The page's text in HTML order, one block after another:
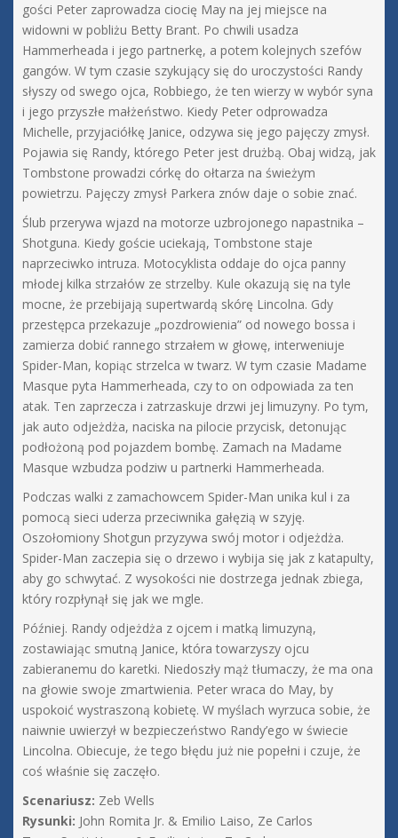
gości Peter zaprowadza ciocię May na jej miejsce na
widowni w pobliżu Betty Brant. Po chwili usadza
Hammerheada i jego partnerkę, a potem kolejnych szefów
gangów. W tym czasie szykujący się do uroczystości Randy
słyszy od swego ojca, Robbiego, że ten wierzy w wybór syna
i jego przyszłe małżeństwo. Kiedy Peter odprowadza
Michelle, przyjaciółkę Janice, odzywa się jego pajęczy zmysł.
Pojawia się Randy, którego Peter jest drużbą. Obaj widzą, jak
Tombstone prowadzi córkę do ołtarza na świeżym
powietrzu. Pajęczy zmysł Parkera znów daje o sobie znać.
Ślub przerywa wjazd na motorze uzbrojonego napastnika –
Shotguna. Kiedy goście uciekają, Tombstone staje
naprzeciwko intruza. Motocyklista oddaje do ojca panny
młodej kilka strzałów ze strzelby. Kule okazują się na tyle
mocne, że przebijają supertwardą skórę Lincolna. Gdy
przestępca przekazuje „pozdrowienia” od nowego bossa i
zamierza dobić rannego strzałem w głowę, interweniuje
Spider-Man, kopiąc strzelca w twarz. W tym czasie Madame
Masque pyta Hammerheada, czy to on odpowiada za ten
atak. Ten zaprzecza i zatrzaskuje drzwi jej limuzyny. Po tym,
jak auto odjeżdża, naciska na pilocie przycisk, detonując
podłożoną pod pojazdem bombę. Zamach na Madame
Masque wzbudza podziw u partnerki Hammerheada.
Podczas walki z zamachowcem Spider-Man unika kul i za
pomocą sieci uderza przeciwnika gałęzią w szyję.
Oszołomiony Shotgun przyzywa swój motor i odjeżdża.
Spider-Man zaczepia się o drzewo i wybija się jak z katapulty,
aby go schwytać. Z wysokości nie dostrzega jednak zbiega,
który rozpłynął się jak we mgle.
Później. Randy odjeżdża z ojcem i matką limuzyną,
zostawiając smutną Janice, która towarzyszy ojcu
zabieranemu do karetki. Niedoszły mąż tłumaczy, że ma ona
na głowie swoje zmartwienia. Peter wraca do May, by
uspokoić wystraszoną kobietę. W myślach wyrzuca sobie, że
naiwnie uwierzył w bezpieczeństwo Randy’ego w świecie
Lincolna. Obiecuje, że tego błędu już nie popełni i czuje, że
coś właśnie się zaczęło.
Scenariusz: Zeb Wells
Rysunki: John Romita Jr. & Emilio Laiso, Ze Carlos